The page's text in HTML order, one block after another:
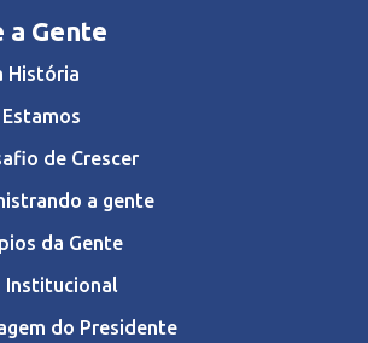
a Gente
História
de Crescer
a gente
da Gente
Institucional
do Presidente